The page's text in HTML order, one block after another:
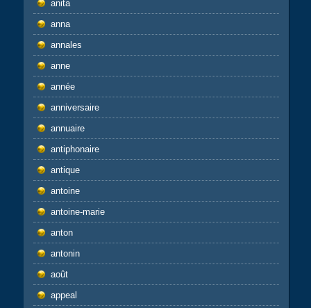
anita
anna
annales
anne
année
anniversaire
annuaire
antiphonaire
antique
antoine
antoine-marie
anton
antonin
août
appeal